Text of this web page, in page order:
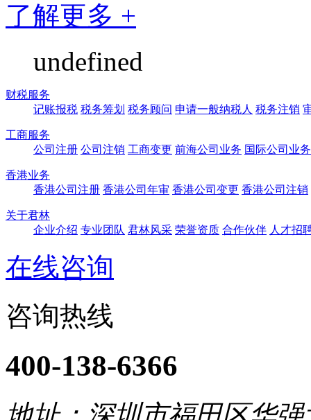
了解更多 +
undefined
财税服务
记账报税 税务筹划 税务顾问 申请一般纳税人 税务注销
工商服务
公司注册 公司注销 工商变更 前海公司业务 国际公司业务
香港业务
香港公司注册 香港公司年审 香港公司变更 香港公司注销
关于君林
企业介绍 专业团队 君林风采 荣誉资质 合作伙伴 人才招
在线咨询
咨询热线
400-138-6366